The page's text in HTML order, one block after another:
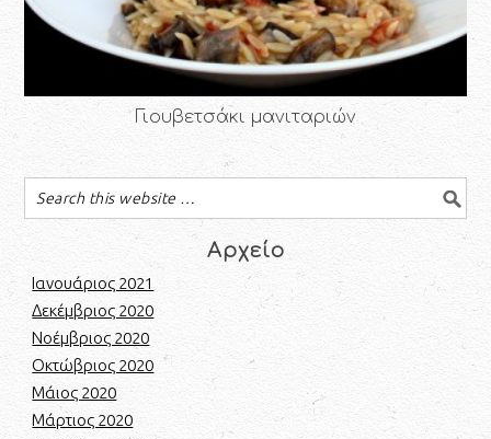
Γιουβετσάκι μανιταριών
Αρχείο
Ιανουάριος 2021
Δεκέμβριος 2020
Νοέμβριος 2020
Οκτώβριος 2020
Μάιος 2020
Μάρτιος 2020